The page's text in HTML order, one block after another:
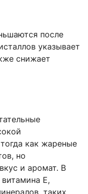
после
указывает
снижает
как жареные
но
и аромат. В
E,